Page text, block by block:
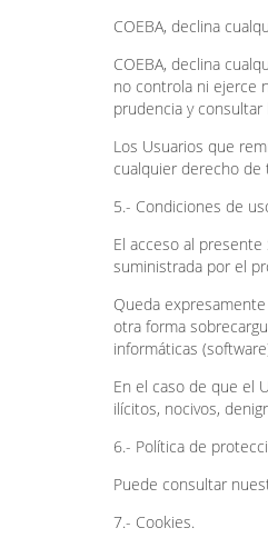
COEBA, declina
COEBA, declina
no controla ni ejerce
prudencia y
Los Usuarios que
cualquier derecho de
5.- Condiciones de
El acceso al
suministrada por el
Queda
otra forma
informáticas
En el caso de que el
ilícitos, nocivos,
6.- Política de
Puede consultar
7.- Cookies.